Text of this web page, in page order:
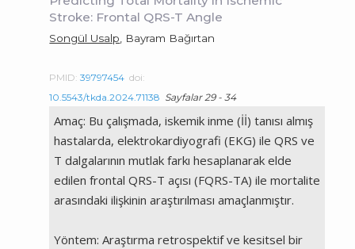
Stroke: Frontal QRS-T Angle
Songül Usalp , Bayram Bağırtan
PMID:39797454 doi:
10.5543/tkda.2024.71138 Sayfalar 29 - 34
Amaç: Bu çalışmada, iskemik inme (İİ) tanısı almış
hastalarda, elektrokardiyografi (EKG) ile QRS ve
T dalgalarının mutlak farkı hesaplanarak elde
edilen frontal QRS-T açısı (FQRS-TA) ile mortalite
arasındaki ilişkinin araştırılması amaçlanmıştır.
Yöntem: Araştırma retrospektif ve kesitsel bir